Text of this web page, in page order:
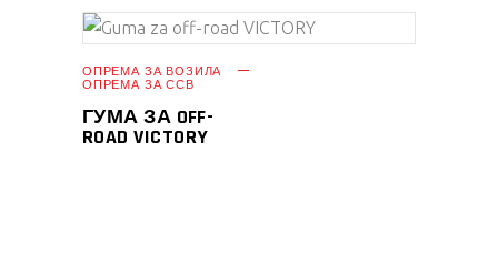
ПРОЧИТАЈ ПОВЕЌЕ
ОПРЕМА ЗА ВОЗИЛА
ОПРЕМА ЗА ССВ
ГУМА ЗА OFF-
ROAD VICTORY